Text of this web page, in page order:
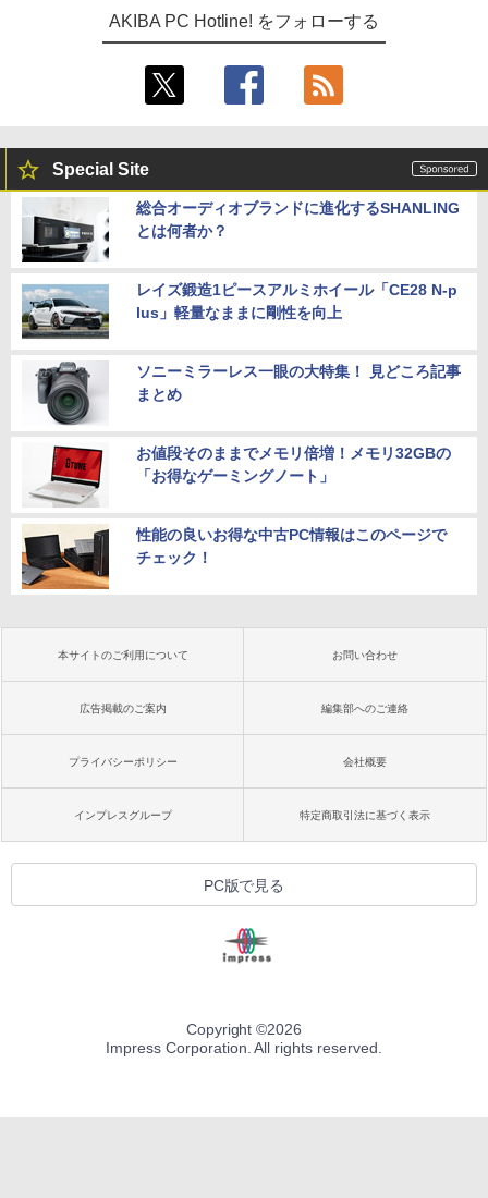
AKIBA PC Hotline! をフォローする
Special Site
総合オーディオブランドに進化するSHANLING
とは何者か？
レイズ鍛造1ピースアルミホイール「CE28 N-p
lus」軽量なままに剛性を向上
ソニーミラーレス一眼の大特集！ 見どころ記事
まとめ
お値段そのままでメモリ倍増！メモリ32GBの
「お得なゲーミングノート」
性能の良いお得な中古PC情報はこのページで
チェック！
本サイトのご利用について お問い合わせ
広告掲載のご案内 編集部へのご連絡
プライバシーポリシー 会社概要
インプレスグループ 特定商取引法に基づく表示
PC版で見る
Copyright ©2026
Impress Corporation. All rights reserved.